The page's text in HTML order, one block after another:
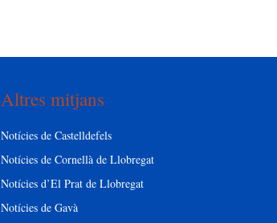
Altres mitjans
Notícies de Castelldefels
Notícies de Cornellà de Llobregat
Notícies d’El Prat de Llobregat
Notícies de Gavà